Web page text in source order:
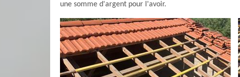
une somme d'argent pour l'avoir.